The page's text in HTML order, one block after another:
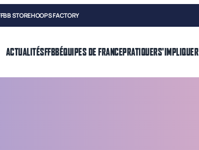
STOREHOOPS FACTORY
ACTUALITÉSFFBBÉQUIPES DE FRANCEPRATIQUERS'IMPLIQUER